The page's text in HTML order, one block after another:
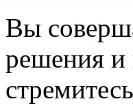
Вы
решения и